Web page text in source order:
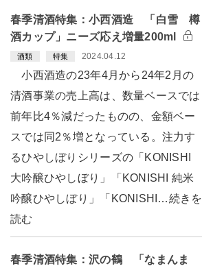
春季清酒特集：小西酒造 「白雪 樽
酒カップ」ニーズ応え増量200ml
酒類 特集 2024.04.12
小西酒造の23年4月から24年2月の
清酒事業の売上高は、数量ベースでは
前年比4％減だったものの、金額ベー
スでは同2％増となっている。注力す
るひやしぼりシリーズの「KONISHI
大吟醸ひやしぼり」「KONISHI 純米
吟醸ひやしぼり」「KONISHI…続きを
読む
春季清酒特集：沢の鶴 「なまんま